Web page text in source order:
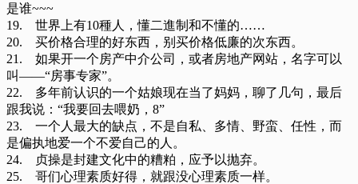
是谁~~~
19. 世界上有10種人，懂二進制和不懂的……
20. 买价格合理的好东西，别买价格低廉的次东西。
21. 如果开一个房产中介公司，或者房地产网站，名字可以
叫——“房事专家”。
22. 多年前认识的一个姑娘现在当了妈妈，聊了几句，最后
跟我说：“我要回去喂奶，8”
23. 一个人最大的缺点，不是自私、多情、野蛮、任性，而
是偏执地爱一个不爱自己的人。
24. 贞操是封建文化中的糟粕，应予以抛弃。
25. 哥们心理素质好得，就跟没心理素质一样。